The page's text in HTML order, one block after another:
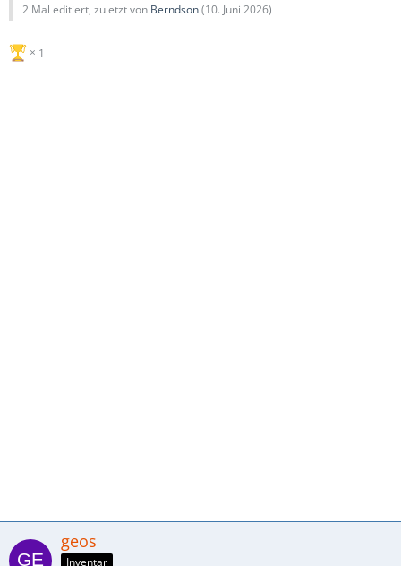
2 Mal editiert, zuletzt von Berndson(10. Juni 2026)
1
geos
Inventar